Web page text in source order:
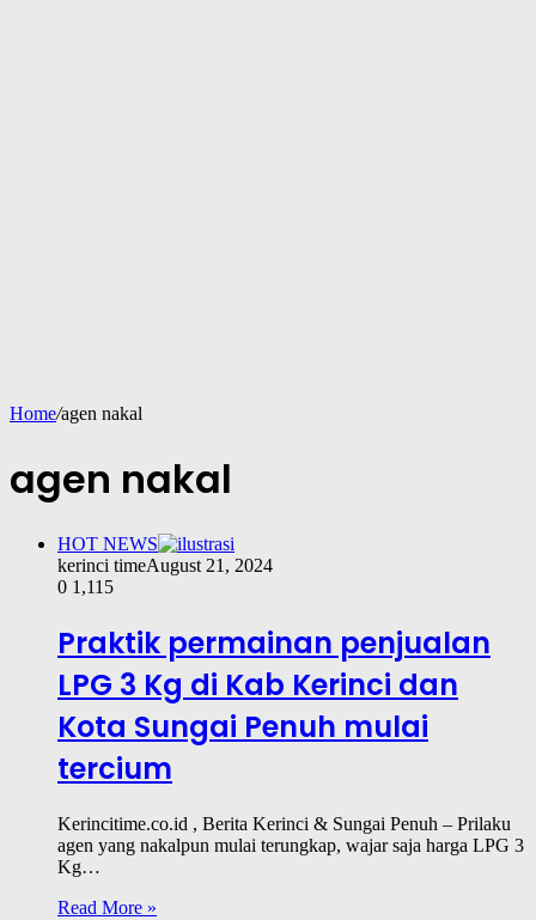
Home/agen nakal
agen nakal
HOT NEWS
kerinci timeAugust 21, 2024
0 1,115
Praktik permainan penjualan
LPG 3 Kg di Kab Kerinci dan
Kota Sungai Penuh mulai
tercium
Kerincitime.co.id , Berita Kerinci & Sungai Penuh – Prilaku
agen yang nakalpun mulai terungkap, wajar saja harga LPG 3
Kg…
Read More »